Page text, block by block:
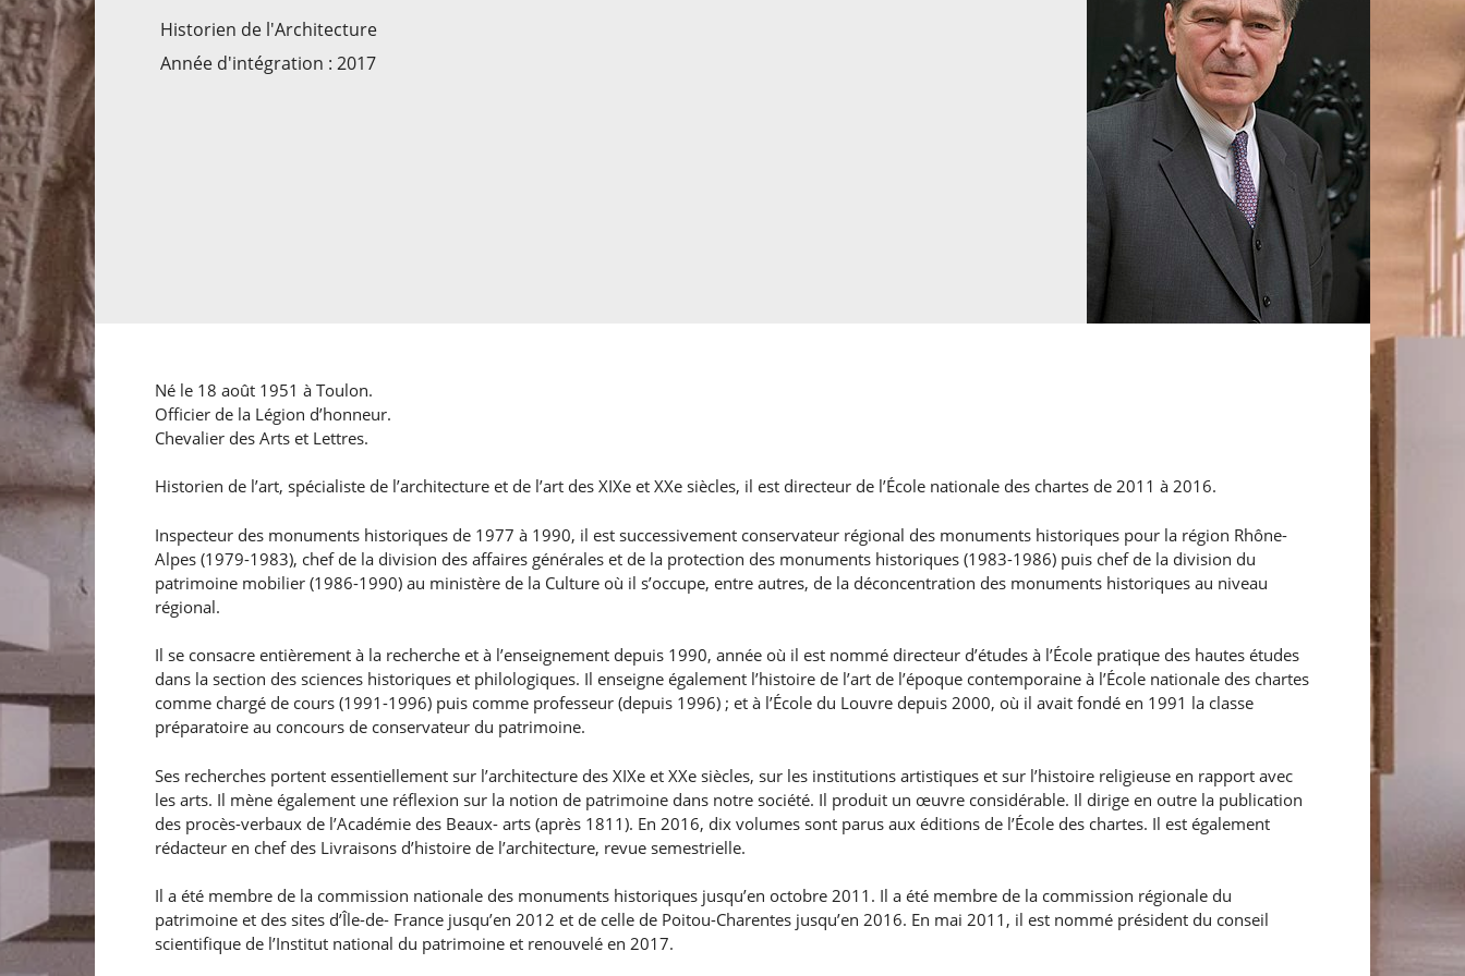
Historien de l'Architecture
Année d'intégration : 2017
Né le 18 août 1951 à Toulon.
Officier de la Légion d’honneur.
Chevalier des Arts et Lettres.
Historien de l’art, spécialiste de l’architecture et de l’art des XIXe et XXe siècles, il est directeur de l’École nationale des chartes de 2011 à 2016.
Inspecteur des monuments historiques de 1977 à 1990, il est successivement conservateur régional des monuments historiques pour la région Rhône-
Alpes (1979-1983), chef de la division des affaires générales et de la protection des monuments historiques (1983-1986) puis chef de la division du
patrimoine mobilier (1986-1990) au ministère de la Culture où il s’occupe, entre autres, de la déconcentration des monuments historiques au niveau
régional.
Il se consacre entièrement à la recherche et à l’enseignement depuis 1990, année où il est nommé directeur d’études à l’École pratique des hautes études
dans la section des sciences historiques et philologiques. Il enseigne également l’histoire de l’art de l’époque contemporaine à l’École nationale des chartes
comme chargé de cours (1991-1996) puis comme professeur (depuis 1996) ; et à l’École du Louvre depuis 2000, où il avait fondé en 1991 la classe
préparatoire au concours de conservateur du patrimoine.
Ses recherches portent essentiellement sur l’architecture des XIXe et XXe siècles, sur les institutions artistiques et sur l’histoire religieuse en rapport avec
les arts. Il mène également une réflexion sur la notion de patrimoine dans notre société. Il produit un œuvre considérable. Il dirige en outre la publication
des procès-verbaux de l’Académie des Beaux- arts (après 1811). En 2016, dix volumes sont parus aux éditions de l’École des chartes. Il est également
rédacteur en chef des Livraisons d’histoire de l’architecture, revue semestrielle.
Il a été membre de la commission nationale des monuments historiques jusqu’en octobre 2011. Il a été membre de la commission régionale du
patrimoine et des sites d’Île-de- France jusqu’en 2012 et de celle de Poitou-Charentes jusqu’en 2016. En mai 2011, il est nommé président du conseil
scientifique de l’Institut national du patrimoine et renouvelé en 2017.